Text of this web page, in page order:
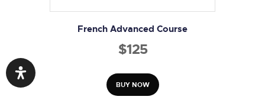
French Advanced Course
$125
BUY NOW